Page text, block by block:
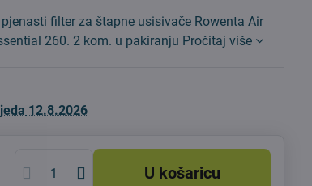
filter za štapne usisivače Rowenta Air
260. 2 kom. u pakiranju Pročitaj više
12.8.2026
U košaricu